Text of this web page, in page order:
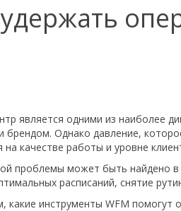
является одними из наиболее
брендом. Однако давление,
качестве работы и уровне
проблемы может быть найдено в
расписаний, снятие
какие инструменты WFM